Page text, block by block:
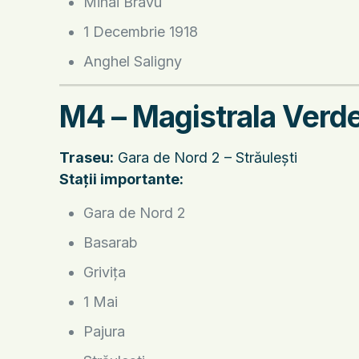
1 Decembrie 1918
Anghel Saligny
M4 – Magistrala
Traseu: Gara de Nord 2 – Străulești
Stații importante:
Gara de Nord 2
Basarab
Grivița
1 Mai
Pajura